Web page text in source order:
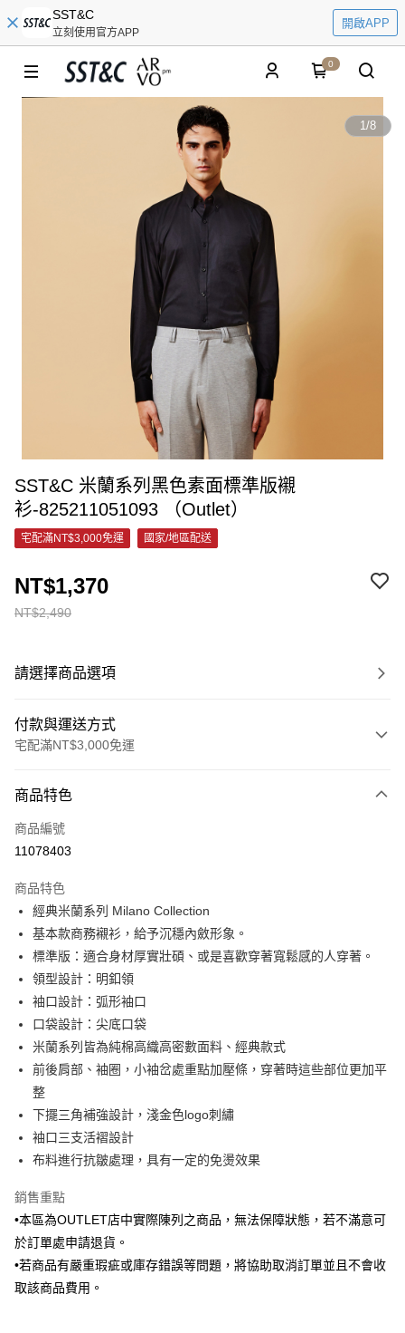
SST&C
立刻使用官方APP
開啟APP
0
1/8
SST&C 米蘭系列黑色素面標準版襯
衫-825211051093 （Outlet）
宅配滿NT$3,000免運 國家/地區配送
NT$2,490
NT$1,370
請選擇商品選項
付款與運送方式
宅配滿NT$3,000免運
信用卡一次付款
信用卡分期付款
合作金庫商業銀行
華南商業銀行
上海商業儲蓄銀行
台北富邦商業銀行
國泰世華商業銀行
兆豐國際商業銀行
臺灣中小企業銀行
匯豐（台灣）商業銀行
聯邦商業銀行
元大商業銀行
玉山商業銀行
星展（台灣）商業銀行
台新國際商業銀行
中國信託商業銀行
台灣樂天信用卡公司
6 期 0 利率 每期
華南商業銀行
彰化商業銀行
上海商業儲蓄銀行
台北富邦商業銀行
國泰世華商業銀行
臺灣中小企業銀行
匯豐（台灣）商業銀行
聯邦商業銀行
遠東國際商業銀行
元大商業銀行
永豐商業銀行
玉山商業銀行
星展（台灣）商業銀行
台新國際商業銀行
台灣樂天信用卡公司
LINE Pay
Apple Pay
街口支付
悠遊付
Google Pay
ATM付款
運送方式
新竹物流宅配
每筆NT$120，滿NT$3,000(含以上)免運費
新竹物流離島宅配
每筆NT$350，滿NT$3,500(含以上)免運費
LINEX 宇迅國際
商品特色
商品編號
11078403
商品特色
經典米蘭系列 Milano Collection
基本款商務襯衫，給予沉穩內斂形象。
標準版：適合身材厚實壯碩、或是喜歡穿著寬鬆感的人穿著。
領型設計：明釦領
袖口設計：弧形袖口
口袋設計：尖底口袋
米蘭系列皆為純棉高織高密數面料、經典款式
前後肩部、袖圈，小袖岔處重點加壓條，穿著時這些部位更加平
整
下擺三角補強設計，淺金色logo刺繡
袖口三支活褶設計
布料進行抗皺處理，具有一定的免燙效果
銷售重點
•本區為OUTLET店中實際陳列之商品，無法保障狀態，若不滿意可
於訂單處申請退貨。
•若商品有嚴重瑕疵或庫存錯誤等問題，將協助取消訂單並且不會收
取該商品費用。